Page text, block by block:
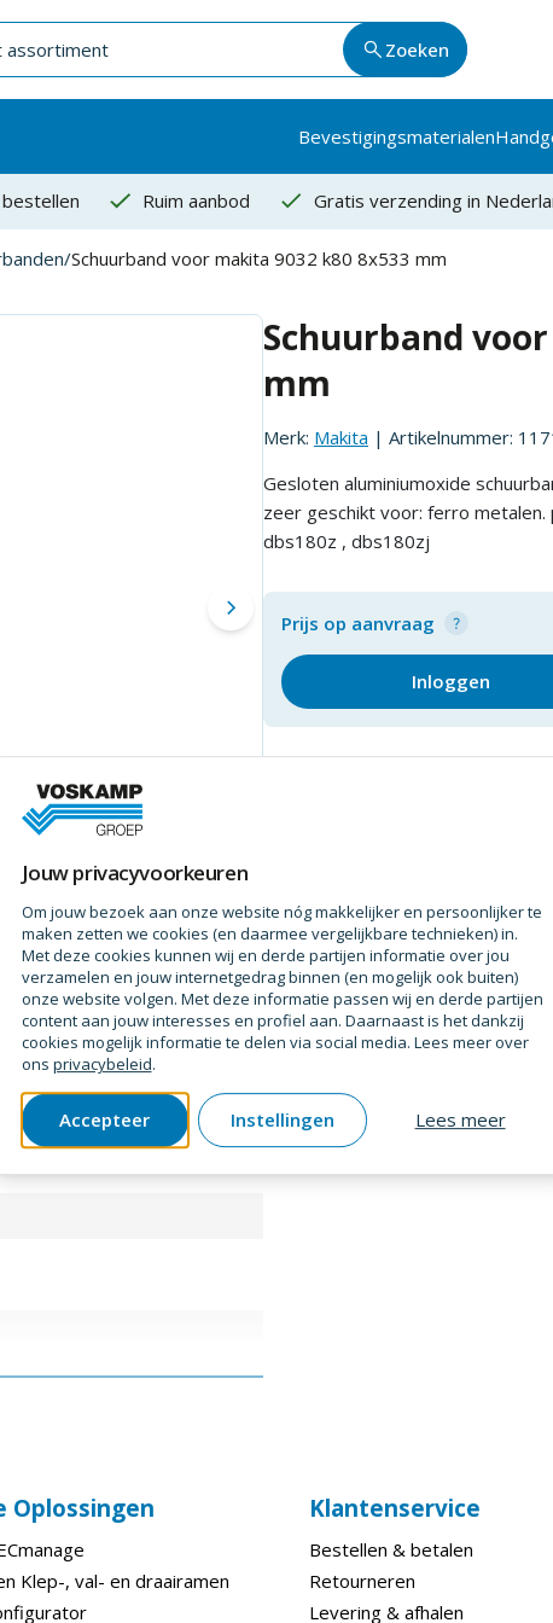
Zoeken
Bevestigingsmaterialen
bestellen Ruim aanbod Gratis verzending in
/Schuurband voor makita 9032 k80 8x533 mm
Schuurband
mm
Merk: Makita | Artikelnummer:
Gesloten aluminiumoxide
zeer geschikt voor: ferro
dbs180z , dbs180zj
Prijs op aanvraag
Inloggen
Oplossingen
Klep-, val- en draairamen
Klantenservice
Bestellen & betalen
Retourneren
Levering & afhalen
Jouw privacyvoorkeuren
Om jouw bezoek aan onze website nóg makkelijker en persoonlijker te
maken zetten we cookies (en daarmee vergelijkbare technieken) in.
Met deze cookies kunnen wij en derde partijen informatie over jou
verzamelen en jouw internetgedrag binnen (en mogelijk ook buiten)
onze website volgen. Met deze informatie passen wij en derde partijen
content aan jouw interesses en profiel aan. Daarnaast is het dankzij
cookies mogelijk informatie te delen via social media. Lees meer over
ons privacybeleid.
Accepteer Instellingen Lees meer